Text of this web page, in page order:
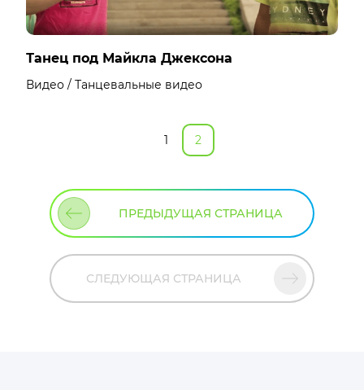
Танец под Майкла Джексона
Видео / Танцевальные видео
ПРЕДЫДУЩАЯ СТРАНИЦА
1 2
СЛЕДУЮЩАЯ СТРАНИЦА